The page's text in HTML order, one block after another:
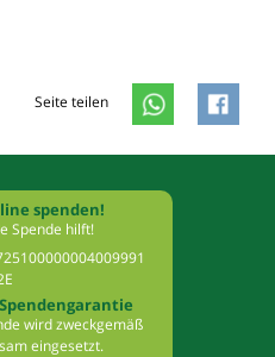
Seite teilen
spenden!
Spende hilft!
wird zweckgemäß
eingesetzt.